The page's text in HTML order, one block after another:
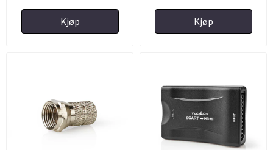
Kjøp Kjøp